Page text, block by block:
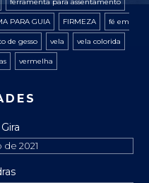
PARA GUIA FIRMEZA fé em
de gesso vela vela colorida
vermelha
2021